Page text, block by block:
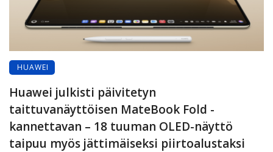
HUAWEI
Huawei julkisti päivitetyn
taittuvanäyttöisen MateBook Fold -
kannettavan – 18 tuuman OLED-näyttö
taipuu myös jättimäiseksi piirtoalustaksi